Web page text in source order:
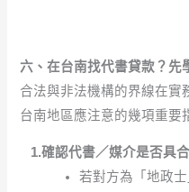
六、在台南找代書貸款？先
合法與非法機構的界線在實
台南地區應注意的幾項重要
1.確認代書／媒介是否具
若對方為「地政